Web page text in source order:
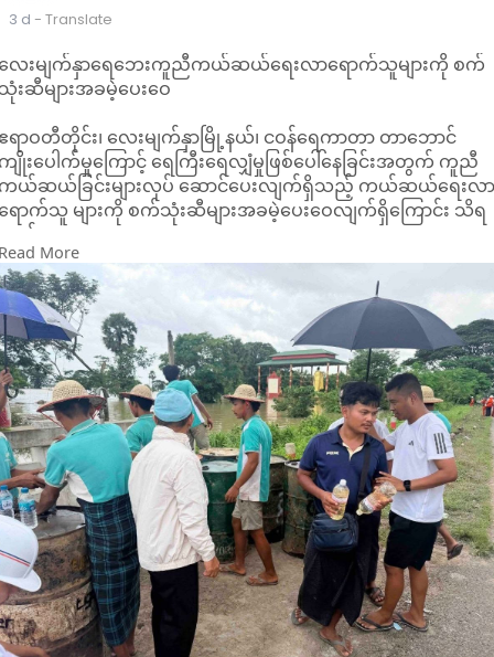
3 d - Translate
ေးမျက်နှာရေဘေးကူညီကယ်ဆယ်ရေးလာရောက်သူများကို စက်
းဆီများအခမဲ့ပေးဝေ
ရာဝတီတိုင်း၊ လေးမျက်နှာမြို့နယ်၊ ငဝန်ရေကာတာ တာဘောင်
ျိုးပေါက်မှုကြောင့် ရေကြီးရေလျှံမှုဖြစ်ပေါ်နေခြင်းအတွက် ကူညီ
ယ်ဆယ်ခြင်းများလုပ် ဆောင်ပေးလျက်ရှိသည့် ကယ်ဆယ်ရေးလ
ောက်သူ များကို စက်သုံးဆီများအခမဲ့ပေးဝေလျက်ရှိကြောင်း သိရ
ည်။
မူကူညီကယ်ဆယ်ရေးအဖွဲ့များ၊ ဌာနဆိုင်ရာများ၊ ကူ ညီကယ်ဆယ်
ေးလုပ်ငန်းများတွင်အသုံးပြုရန်အ တွက် စက်သုံးဆီများကို
ရာဝတီတိုင်းအစိုးရအဖွဲ့၏ အစီအစဥ်ဖြင့် ရေနံထွက်ပစ္စည်း
ြီးကြပ်စစ်ဆေးရေးဦးစီးဌာနမှ အနီးကပ်ကွပ်ကဲ၍ စက်သုံးဆီများ
ား အခမဲ့လှူဒါန်းလျက်ရှိခြင်းဖြစ်ကြောင်း သိရသည်။
သို့ လှူဒါန်းလျက်ရှိရာ သြဂုတ် ၂ ရက်တွင် ဓာတ်ဆီ (၁၅၈)ဂါလံ၊
ဇယ်(၅၃)ဂါလံကို အခမဲ့ပေးဝေခဲ့ကာဆက်လက်ပေးဝေလှူဒါန်းမှု
ျားပြုလုပ်သွားမည်ဖြစ် ကြောင်း သိရသည်။
More